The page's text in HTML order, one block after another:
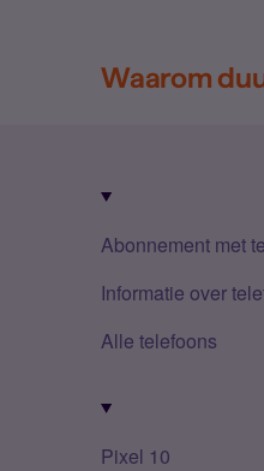
Waarom
Abonnement met
Informatie over
Alle telefoons
Pixel 10